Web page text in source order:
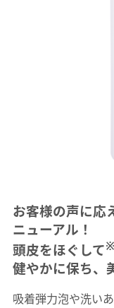
お客様の声に応
ニューアル！
頭皮をほぐして
健やかに保ち、
吸着弾力泡や洗い